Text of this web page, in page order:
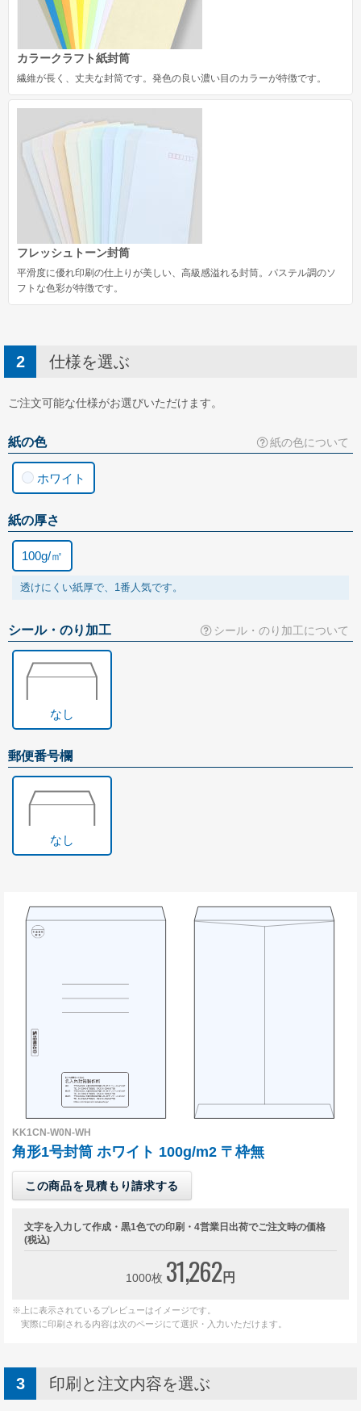
長形40号
角形サイズ
角形0号
角形1号
角形2号
角形A4号
角形3号
角形4号
角形5号
角形6号
角形7号
お問い合わせ
お問い合わせ
見積請求
選べる注文方法
文字を入力して印刷する
お持ちのデータから印刷する
データ入稿ガイド
テンプレートダウンロード
Illustrator入稿ガイド
Word・Excel入稿ガイド
封筒について
印刷方法について
紙の種類について
サイズについて
窓つきについて
マチつき封筒について
無料サンプル請求について
長形3号封筒の特徴
角形2号封筒の特徴
ご注文について
ご注文の流れ
納期について
配送・送料について
よくある質問
カラークラフト紙封筒
繊維が長く、丈夫な封筒です。発色の良い濃い目のカラーが特徴です。
フレッシュトーン封筒
平滑度に優れ印刷の仕上りが美しい、高級感溢れる封筒。パステル調のソ
フトな色彩が特徴です。
仕様を選ぶ
ご注文可能な仕様がお選びいただけます。
紙の色 紙の色について
ホワイト
紙の厚さ
100g/㎡
透けにくい紙厚で、1番人気です。
シール・のり加工 シール・のり加工について
なし
郵便番号欄
なし
KK1CN-W0N-WH
角形1号封筒 ホワイト 100g/m2 〒枠無
この商品を見積もり請求する
文字を入力して作成・黒1色での印刷・4営業日出荷でご注文時の価格
(税込)
1000枚 31,262 円
※上に表示されているプレビューはイメージです。
実際に印刷される内容は次のページにて選択・入力いただけます。
印刷と注文内容を選ぶ